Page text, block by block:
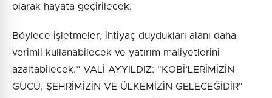
olarak hayata geçirilecek.
Böylece işletmeler, ihtiyaç duydukları alanı daha
verimli kullanabilecek ve yatırım maliyetlerini
azaltabilecek.” VALİ AYYILDIZ: "KOBİ’LERİMİZİN
GÜCÜ, ŞEHRİMİZİN VE ÜLKEMİZİN GELECEĞİDİR"